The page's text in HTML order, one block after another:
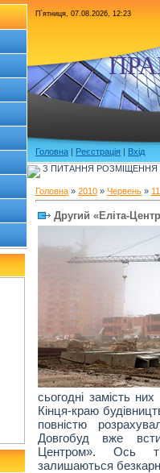
П`ятниця, 07.08.2026, 12:23
Головна | Реєстрація | Вхід
З ПИТАННЯ РОЗМІЩЕННЯ
Головна » 2010 » Червень » 11
Другий «Еліта-
сьогодні замість
Кінця-краю
повністю
Довгобуд вже
Центром». Ось
залишаються